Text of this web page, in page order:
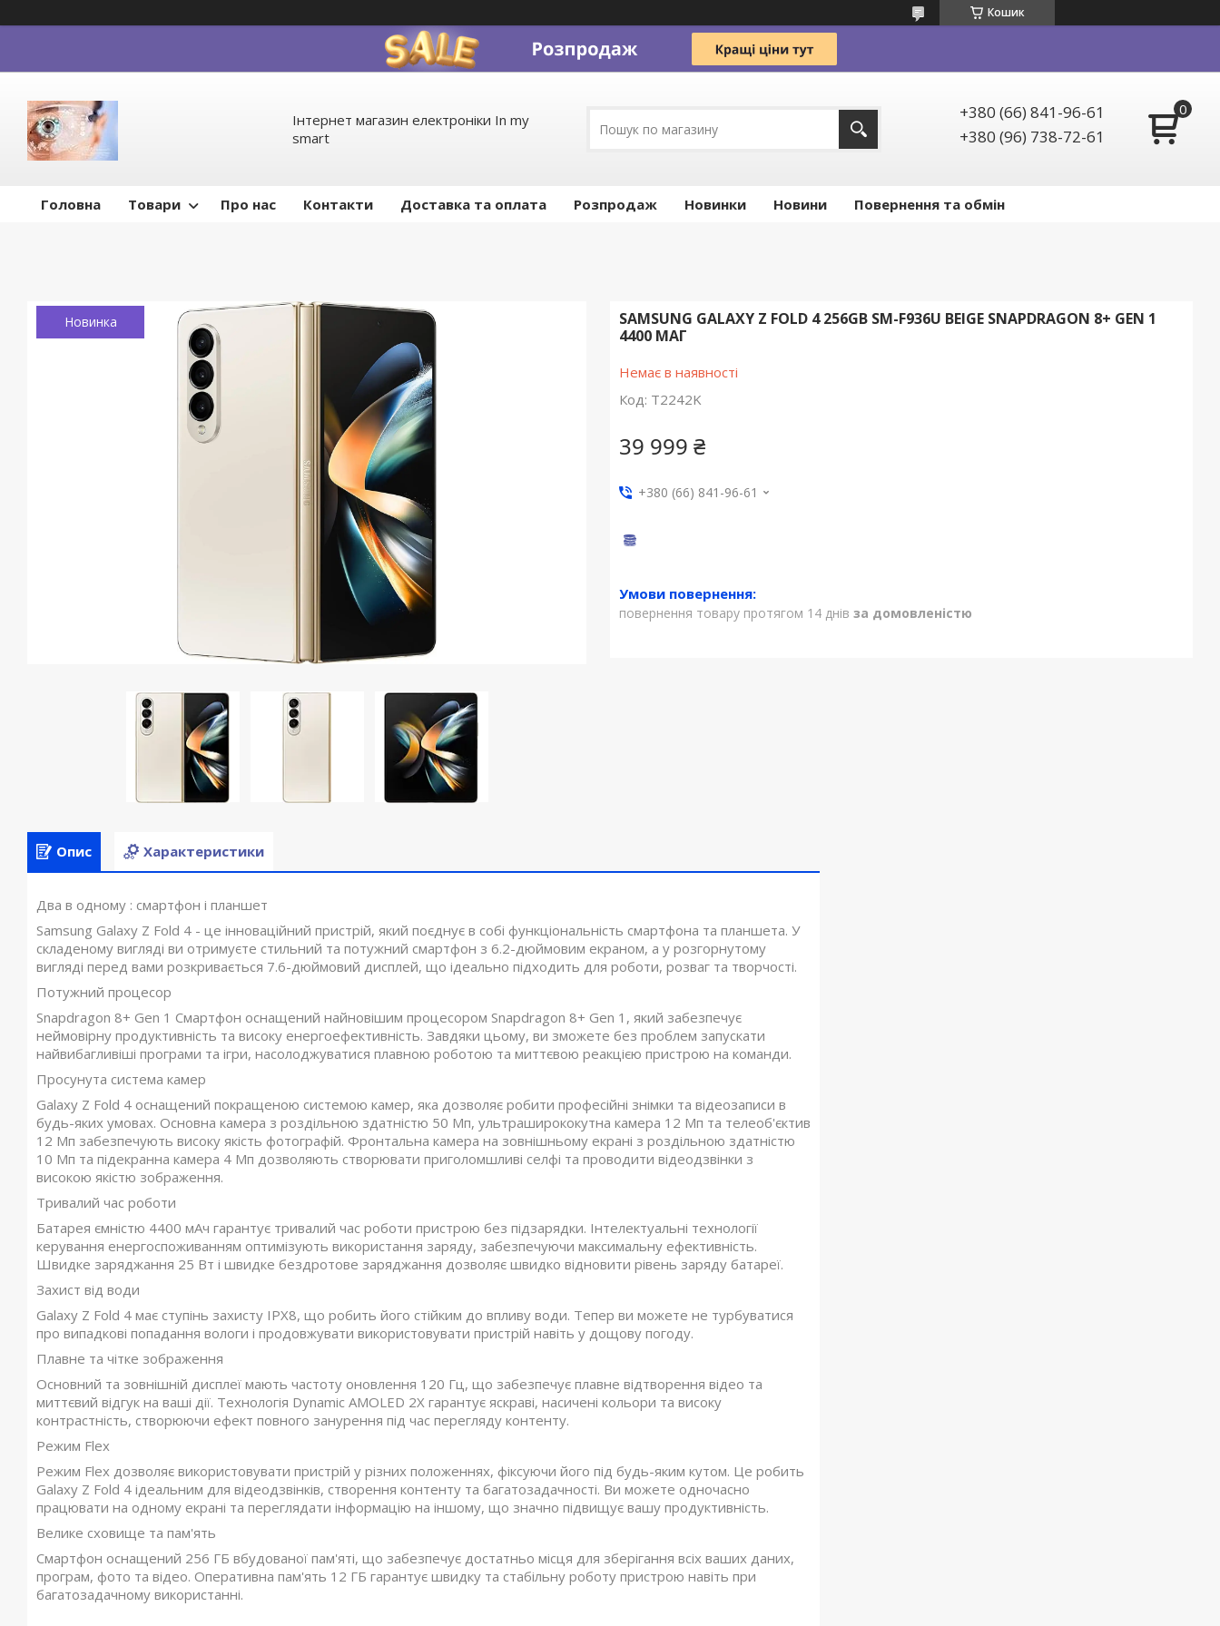
Кошик
Інтернет магазин електроніки In my
smart
+380 (66) 841-96-61
+380 (96) 738-72-61
Головна Товари Про нас Контакти Доставка та оплата Pозпродаж Новинки Новини Повернення та обмін
Новинка
SAMSUNG GALAXY Z FOLD 4 256GB SM-F936U BEIGE SNAPDRAGON 8+ GEN 1
4400 МАГ
Немає в наявності
Код: T2242K
39 999 ₴
+380 (66) 841-96-61
повернення товару протягом 14 днів за домовленістю
Опис Характеристики
Два в одному : смартфон і планшет
Samsung Galaxy Z Fold 4 - це інноваційний пристрій, який поєднує в собі функціональність смартфона та планшета. У
складеному вигляді ви отримуєте стильний та потужний смартфон з 6.2-дюймовим екраном, а у розгорнутому
вигляді перед вами розкривається 7.6-дюймовий дисплей, що ідеально підходить для роботи, розваг та творчості.
Потужний процесор
Snapdragon 8+ Gen 1 Смартфон оснащений найновішим процесором Snapdragon 8+ Gen 1, який забезпечує
неймовірну продуктивність та високу енергоефективність. Завдяки цьому, ви зможете без проблем запускати
найвибагливіші програми та ігри, насолоджуватися плавною роботою та миттєвою реакцією пристрою на команди.
Просунута система камер
Galaxy Z Fold 4 оснащений покращеною системою камер, яка дозволяє робити професійні знімки та відеозаписи в
будь-яких умовах. Основна камера з роздільною здатністю 50 Мп, ультраширококутна камера 12 Мп та телеоб'єктив
12 Мп забезпечують високу якість фотографій. Фронтальна камера на зовнішньому екрані з роздільною здатністю
10 Мп та підекранна камера 4 Мп дозволяють створювати приголомшливі селфі та проводити відеодзвінки з
високою якістю зображення.
Тривалий час роботи
Батарея ємністю 4400 мАч гарантує тривалий час роботи пристрою без підзарядки. Інтелектуальні технології
керування енергоспоживанням оптимізують використання заряду, забезпечуючи максимальну ефективність.
Швидке заряджання 25 Вт і швидке бездротове заряджання дозволяє швидко відновити рівень заряду батареї.
Захист від води
Galaxy Z Fold 4 має ступінь захисту IPX8, що робить його стійким до впливу води. Тепер ви можете не турбуватися
про випадкові попадання вологи і продовжувати використовувати пристрій навіть у дощову погоду.
Плавне та чітке зображення
Основний та зовнішній дисплеї мають частоту оновлення 120 Гц, що забезпечує плавне відтворення відео та
миттєвий відгук на ваші дії. Технологія Dynamic AMOLED 2X гарантує яскраві, насичені кольори та високу
контрастність, створюючи ефект повного занурення під час перегляду контенту.
Режим Flex
Режим Flex дозволяє використовувати пристрій у різних положеннях, фіксуючи його під будь-яким кутом. Це робить
Galaxy Z Fold 4 ідеальним для відеодзвінків, створення контенту та багатозадачності. Ви можете одночасно
працювати на одному екрані та переглядати інформацію на іншому, що значно підвищує вашу продуктивність.
Велике сховище та пам'ять
Смартфон оснащений 256 ГБ вбудованої пам'яті, що забезпечує достатньо місця для зберігання всіх ваших даних,
програм, фото та відео. Оперативна пам'ять 12 ГБ гарантує швидку та стабільну роботу пристрою навіть при
багатозадачному використанні.